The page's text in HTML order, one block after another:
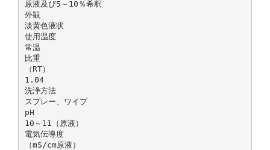
原液及び5～10％希釈
外観
淡黄色液状
使用温度
常温
比重
（RT）
1.04
洗浄方法
スプレー、ワイプ
pH
10～11（原液）
電気伝導度
（mS/cm原液）